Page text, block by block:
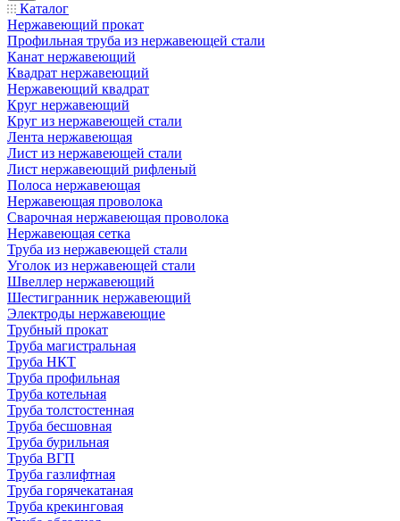
Каталог
Нержавеющий прокат
Профильная труба из нержавеющей стали
Канат нержавеющий
Квадрат нержавеющий
Нержавеющий квадрат
Круг нержавеющий
Круг из нержавеющей стали
Лента нержавеющая
Лист из нержавеющей стали
Лист нержавеющий рифленый
Полоса нержавеющая
Нержавеющая проволока
Сварочная нержавеющая проволока
Нержавеющая сетка
Труба из нержавеющей стали
Уголок из нержавеющей стали
Швеллер нержавеющий
Шестигранник нержавеющий
Электроды нержавеющие
Трубный прокат
Труба магистральная
Труба НКТ
Труба профильная
Труба котельная
Труба толстостенная
Труба бесшовная
Труба бурильная
Труба ВГП
Труба газлифтная
Труба горячекатаная
Труба крекинговая